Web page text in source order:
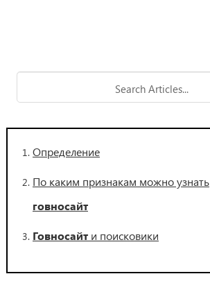
Определение
По каким признакам можно узнать
говносайт
Говносайт и поисковики